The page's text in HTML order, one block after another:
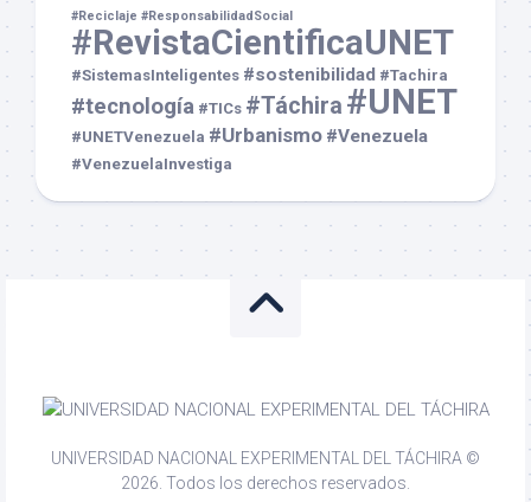
#Reciclaje #ResponsabilidadSocial
#RevistaCientificaUNET
#SistemasInteligentes #sostenibilidad #Tachira
#tecnología #TICs #Táchira #UNET
#UNETVenezuela #Urbanismo #Venezuela
#VenezuelaInvestiga
UNIVERSIDAD NACIONAL EXPERIMENTAL DEL TÁCHIRA ©
2026. Todos los derechos reservados.